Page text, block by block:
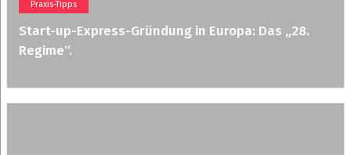
Praxis-Tipps
Start-up-Express-Gründung in Europa: Das „28.
Regime“.